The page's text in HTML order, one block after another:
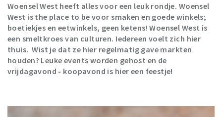
Woensel West heeft alles voor een leuk rondje. Woensel
West is the place to be voor smaken en goede winkels;
boetiekjes en eetwinkels, geen ketens! Woensel West is
een smeltkroes van culturen. Iedereen voelt zich hier
thuis. Wist je dat ze hier regelmatig gave markten
houden? Leuke events worden gehost en de
vrijdagavond - koopavond is hier een feestje!